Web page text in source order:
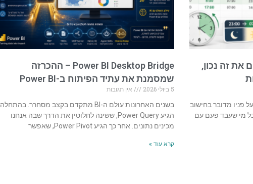
את זה נכון,
שעת התחלה: 07:30. שעת סיום: 16:00. על פניו מדובר בחישוב
מי שעבד פעם עם
Power BI Desktop Bridge – ההכרזה
שמסמנת את עתיד הפיתוח ב-Power BI
5 ביולי 2026
אין תגובות
בשנים האחרונות עולם ה-BI מתקדם בקצב מסחרר. בהתחלה
הגיע Power Query, ששינה לחלוטין את הדרך שבה אנחנו
מכינים נתונים. אחר כך הגיע Power Pivot, שאפשר
קרא עוד »